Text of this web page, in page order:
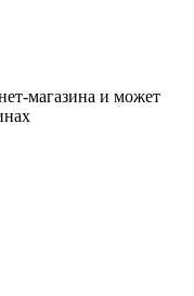
магазина и может